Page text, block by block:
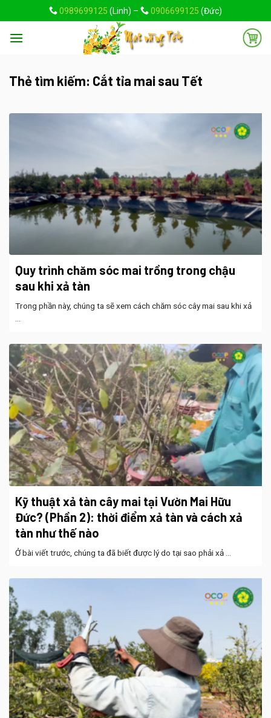
to
content
0989699125 (Linh) – 0906699125 (Đức)
Thẻ tìm kiếm: Cắt tỉa mai sau Tết
Quy trình chăm sóc mai trồng trong chậu
sau khi xả tàn
Trong phần này, chúng ta sẽ xem cách chăm sóc cây mai sau khi xả
Kỹ thuật xả tàn cây mai tại Vườn Mai Hữu
Đức? (Phần 2): thời điểm xả tàn và cách xả
tàn như thế nào
Ở bài viết trước, chúng ta đã biết được lý do tại sao phải xả ...